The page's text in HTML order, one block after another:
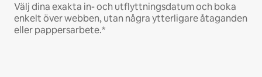
Välj dina exakta in- och utflyttningsdatum och boka
enkelt över webben, utan några ytterligare åtaganden
eller pappersarbete.*